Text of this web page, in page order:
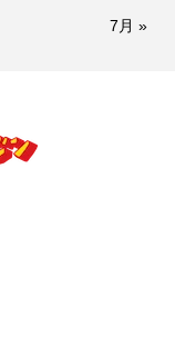
7月 »